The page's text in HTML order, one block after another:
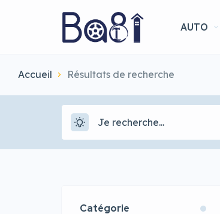
AUTO
Accueil Résultats de recherche
Catégorie